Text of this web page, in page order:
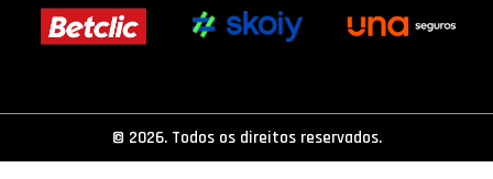
© 2026. Todos os direitos reservados.